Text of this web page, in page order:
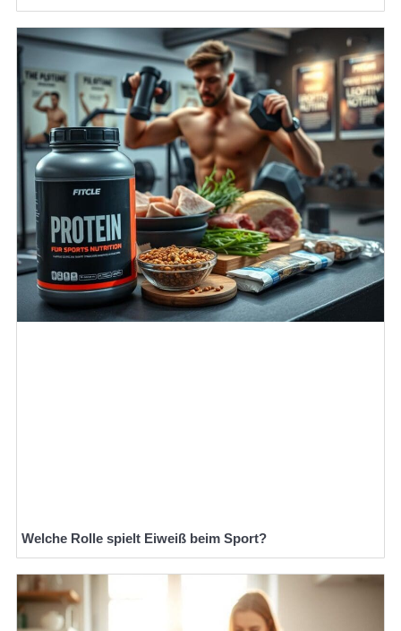
Welche Rolle spielt Eiweiß beim Sport?